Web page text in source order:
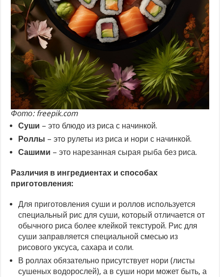
Фото: freepik.com
Суши – это блюдо из риса с начинкой.
Роллы – это рулеты из риса и нори с начинкой.
Сашими – это нарезанная сырая рыба без риса.
Различия в ингредиентах и способах
приготовления:
Для приготовления суши и роллов используется
специальный рис для суши, который отличается от
обычного риса более клейкой текстурой. Рис для
суши заправляется специальной смесью из
рисового уксуса, сахара и соли.
В роллах обязательно присутствует нори (листы
сушеных водорослей), а в суши нори может быть, а